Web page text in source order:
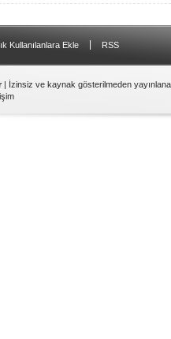
Kullanılanlara Ekle RSS
| İzinsiz ve kaynak gösterilmeden